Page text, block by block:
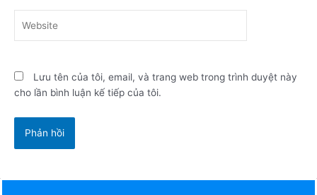
Lưu tên của tôi, email, và trang web trong trình duyệt này
cho lần bình luận kế tiếp của tôi.